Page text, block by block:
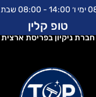
טופ קלין
חברת ניקיון בפריסת ארצית